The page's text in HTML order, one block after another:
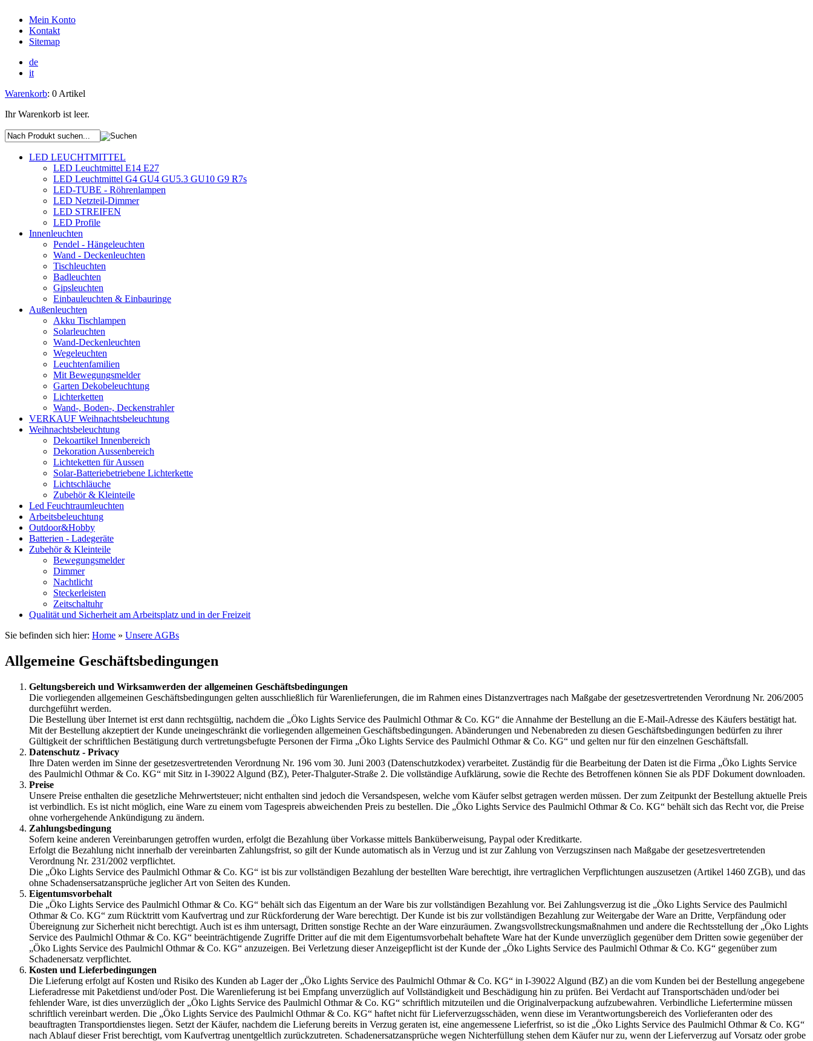
Mein Konto
Kontakt
Sitemap
de
it
Warenkorb: 0 Artikel
Ihr Warenkorb ist leer.
LED LEUCHTMITTEL
LED Leuchtmittel E14 E27
LED Leuchtmittel G4 GU4 GU5.3 GU10 G9 R7s
LED-TUBE - Röhrenlampen
LED Netzteil-Dimmer
LED STREIFEN
LED Profile
Innenleuchten
Pendel - Hängeleuchten
Wand - Deckenleuchten
Tischleuchten
Badleuchten
Gipsleuchten
Einbauleuchten & Einbauringe
Außenleuchten
Akku Tischlampen
Solarleuchten
Wand-Deckenleuchten
Wegeleuchten
Leuchtenfamilien
Mit Bewegungsmelder
Garten Dekobeleuchtung
Lichterketten
Wand-, Boden-, Deckenstrahler
VERKAUF Weihnachtsbeleuchtung
Weihnachtsbeleuchtung
Dekoartikel Innenbereich
Dekoration Aussenbereich
Lichteketten für Aussen
Solar-Batteriebetriebene Lichterkette
Lichtschläuche
Zubehör & Kleinteile
Led Feuchtraumleuchten
Arbeitsbeleuchtung
Outdoor&Hobby
Batterien - Ladegeräte
Zubehör & Kleinteile
Bewegungsmelder
Dimmer
Nachtlicht
Steckerleisten
Zeitschaltuhr
Qualität und Sicherheit am Arbeitsplatz und in der Freizeit
Sie befinden sich hier: Home » Unsere AGBs
Allgemeine Geschäftsbedingungen
Geltungsbereich und Wirksamwerden der allgemeinen Geschäftsbedingungen
Die vorliegenden allgemeinen Geschäftsbedingungen gelten ausschließlich für Warenlieferungen, die im Rahmen eines Distanzvertrages nach Maßgabe der gesetzesvertretenden Verordnung Nr. 206/2005
durchgeführt werden.
Die Bestellung über Internet ist erst dann rechtsgültig, nachdem die „Öko Lights Service des Paulmichl Othmar & Co. KG“ die Annahme der Bestellung an die E-Mail-Adresse des Käufers bestätigt hat.
Mit der Bestellung akzeptiert der Kunde uneingeschränkt die vorliegenden allgemeinen Geschäftsbedingungen. Abänderungen und Nebenabreden zu diesen Geschäftsbedingungen bedürfen zu ihrer
Gültigkeit der schriftlichen Bestätigung durch vertretungsbefugte Personen der Firma „Öko Lights Service des Paulmichl Othmar & Co. KG“ und gelten nur für den einzelnen Geschäftsfall.
Datenschutz - Privacy
Ihre Daten werden im Sinne der gesetzesvertretenden Verordnung Nr. 196 vom 30. Juni 2003 (Datenschutzkodex) verarbeitet. Zuständig für die Bearbeitung der Daten ist die Firma „Öko Lights Service
des Paulmichl Othmar & Co. KG“ mit Sitz in I-39022 Algund (BZ), Peter-Thalguter-Straße 2. Die vollständige Aufklärung, sowie die Rechte des Betroffenen können Sie als PDF Dokument downloaden.
Preise
Unsere Preise enthalten die gesetzliche Mehrwertsteuer; nicht enthalten sind jedoch die Versandspesen, welche vom Käufer selbst getragen werden müssen. Der zum Zeitpunkt der Bestellung aktuelle Preis
ist verbindlich. Es ist nicht möglich, eine Ware zu einem vom Tagespreis abweichenden Preis zu bestellen. Die „Öko Lights Service des Paulmichl Othmar & Co. KG“ behält sich das Recht vor, die Preise
ohne vorhergehende Ankündigung zu ändern.
Zahlungsbedingung
Sofern keine anderen Vereinbarungen getroffen wurden, erfolgt die Bezahlung über Vorkasse mittels Banküberweisung, Paypal oder Kreditkarte.
Erfolgt die Bezahlung nicht innerhalb der vereinbarten Zahlungsfrist, so gilt der Kunde automatisch als in Verzug und ist zur Zahlung von Verzugszinsen nach Maßgabe der gesetzesvertretenden
Verordnung Nr. 231/2002 verpflichtet.
Die „Öko Lights Service des Paulmichl Othmar & Co. KG“ ist bis zur vollständigen Bezahlung der bestellten Ware berechtigt, ihre vertraglichen Verpflichtungen auszusetzen (Artikel 1460 ZGB), und das
ohne Schadensersatzansprüche jeglicher Art von Seiten des Kunden.
Eigentumsvorbehalt
Die „Öko Lights Service des Paulmichl Othmar & Co. KG“ behält sich das Eigentum an der Ware bis zur vollständigen Bezahlung vor. Bei Zahlungsverzug ist die „Öko Lights Service des Paulmichl
Othmar & Co. KG“ zum Rücktritt vom Kaufvertrag und zur Rückforderung der Ware berechtigt. Der Kunde ist bis zur vollständigen Bezahlung zur Weitergabe der Ware an Dritte, Verpfändung oder
Übereignung zur Sicherheit nicht berechtigt. Auch ist es ihm untersagt, Dritten sonstige Rechte an der Ware einzuräumen. Zwangsvollstreckungsmaßnahmen und andere die Rechtsstellung der „Öko Lights
Service des Paulmichl Othmar & Co. KG“ beeinträchtigende Zugriffe Dritter auf die mit dem Eigentumsvorbehalt behaftete Ware hat der Kunde unverzüglich gegenüber dem Dritten sowie gegenüber der
„Öko Lights Service des Paulmichl Othmar & Co. KG“ anzuzeigen. Bei Verletzung dieser Anzeigepflicht ist der Kunde der „Öko Lights Service des Paulmichl Othmar & Co. KG“ gegenüber zum
Schadenersatz verpflichtet.
Kosten und Lieferbedingungen
Die Lieferung erfolgt auf Kosten und Risiko des Kunden ab Lager der „Öko Lights Service des Paulmichl Othmar & Co. KG“ in I-39022 Algund (BZ) an die vom Kunden bei der Bestellung angegebene
Lieferadresse mit Paketdienst und/oder Post. Die Warenlieferung ist bei Empfang unverzüglich auf Vollständigkeit und Beschädigung hin zu prüfen. Bei Verdacht auf Transportschäden und/oder bei
fehlender Ware, ist dies unverzüglich der „Öko Lights Service des Paulmichl Othmar & Co. KG“ schriftlich mitzuteilen und die Originalverpackung aufzubewahren. Verbindliche Liefertermine müssen
schriftlich vereinbart werden. Die „Öko Lights Service des Paulmichl Othmar & Co. KG“ haftet nicht für Lieferverzugsschäden, wenn diese im Verantwortungsbereich des Vorlieferanten oder des
beauftragten Transportdienstes liegen. Setzt der Käufer, nachdem die Lieferung bereits in Verzug geraten ist, eine angemessene Lieferfrist, so ist die „Öko Lights Service des Paulmichl Othmar & Co. KG“
nach Ablauf dieser Frist berechtigt, vom Kaufvertrag unentgeltlich zurückzutreten. Schadenersatzansprüche wegen Nichterfüllung stehen dem Käufer nur zu, wenn der Lieferverzug auf Vorsatz oder grobe